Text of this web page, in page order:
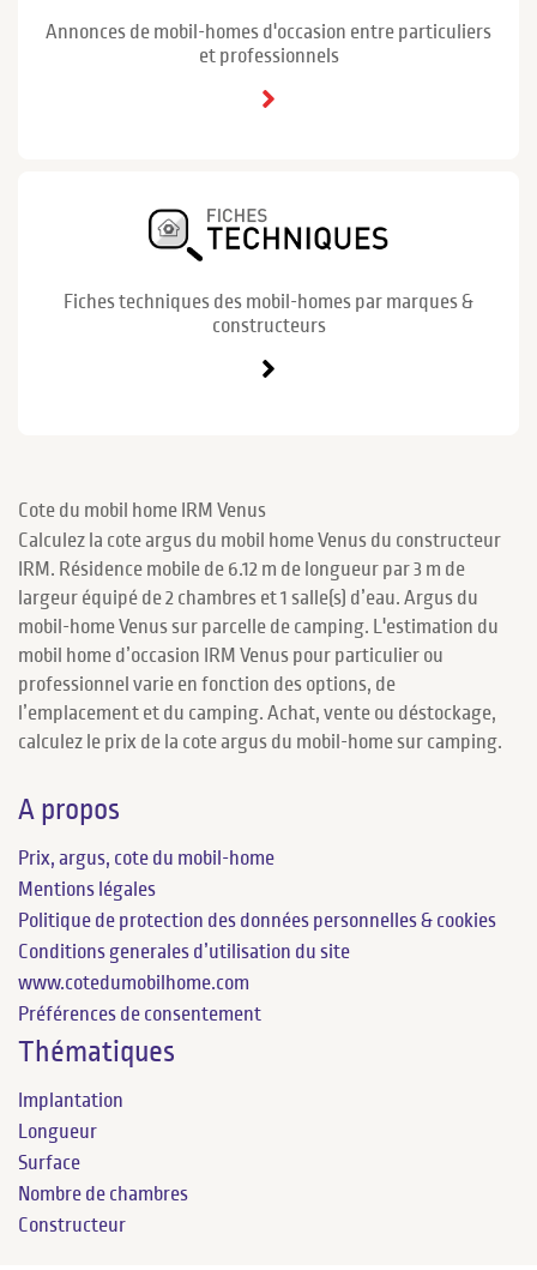
Annonces de mobil-homes d'occasion entre particuliers
et professionnels
Fiches techniques des mobil-homes par marques &
constructeurs
Cote du mobil home IRM Venus
Calculez la cote argus du mobil home Venus du constructeur
IRM. Résidence mobile de 6.12 m de longueur par 3 m de
largeur équipé de 2 chambres et 1 salle(s) d’eau. Argus du
mobil-home Venus sur parcelle de camping. L'estimation du
mobil home d’occasion IRM Venus pour particulier ou
professionnel varie en fonction des options, de
l’emplacement et du camping. Achat, vente ou déstockage,
calculez le prix de la cote argus du mobil-home sur camping.
A propos
Prix, argus, cote du mobil-home
Mentions légales
Politique de protection des données personnelles & cookies
Conditions generales d’utilisation du site
www.cotedumobilhome.com
Préférences de consentement
Thématiques
Implantation
Longueur
Surface
Nombre de chambres
Constructeur